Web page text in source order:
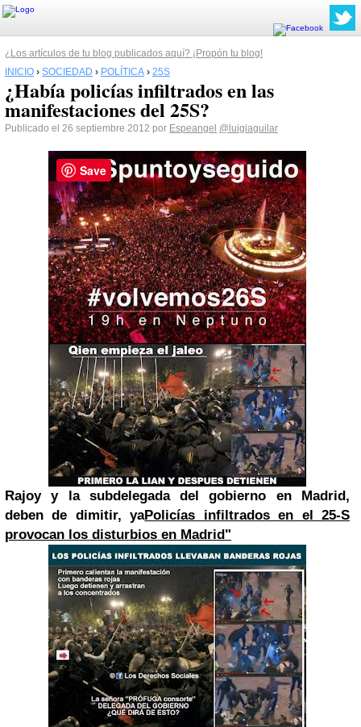
¿Los artículos de tu blog publicados aquí? ¡Propón tu blog!
INICIO › SOCIEDAD › POLÍTICA › 25S
¿Había policías infiltrados en las
manifestaciones del 25S?
Publicado el 26 septiembre 2012 por Espeangel @luigiaguilar
Rajoyy la subdelegada del gobierno en Madrid,
deben de dimitir, yaPolicías infiltrados en el 25-S
provocan los disturbios en Madrid"
Save